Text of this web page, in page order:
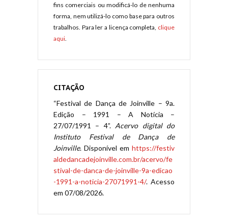
fins comerciais ou modificá-lo de nenhuma
forma, nem utilizá-lo como base para outros
trabalhos. Para ler a licença completa, clique
aqui.
CITAÇÃO
“Festival de Dança de Joinville – 9a.
Edição – 1991 – A Notícia –
27/07/1991 – 4”. Acervo digital do
Instituto Festival de Dança de
Joinville. Disponível em https://festiv
aldedancadejoinville.com.br/acervo/fe
stival-de-danca-de-joinville-9a-edicao
-1991-a-noticia-27071991-4/. Acesso
em 07/08/2026.